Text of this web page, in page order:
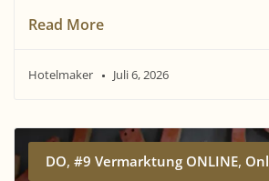
Read More
Hotelmaker Juli 6, 2026
DO,#9 Vermarktung ONLINE,